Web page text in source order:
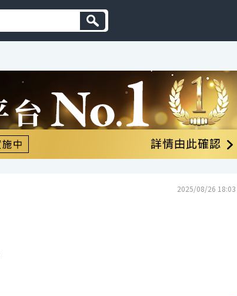
2025/08/26 18:03